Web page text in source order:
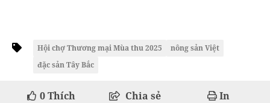
Hội chợ Thương mại Mùa thu 2025
nông sản Việt
đặc sản Tây Bắc
0Thích Chia sẻ In